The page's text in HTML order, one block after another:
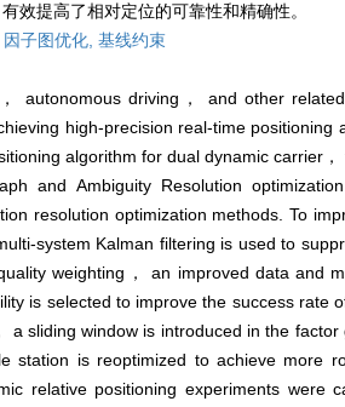
效提高了相对定位的可靠性和精确性。
因子图优化, 基线约束
autonomous driving， and other
high-precision real-time
algorithm for dual dynamic carrier
and Ambiguity Resolution
resolution optimization methods. To
system Kalman filtering is used to
weighting， an improved data and
is selected to improve the success rate
a sliding window is introduced in the
station is reoptimized to achieve more
relative positioning experiments were